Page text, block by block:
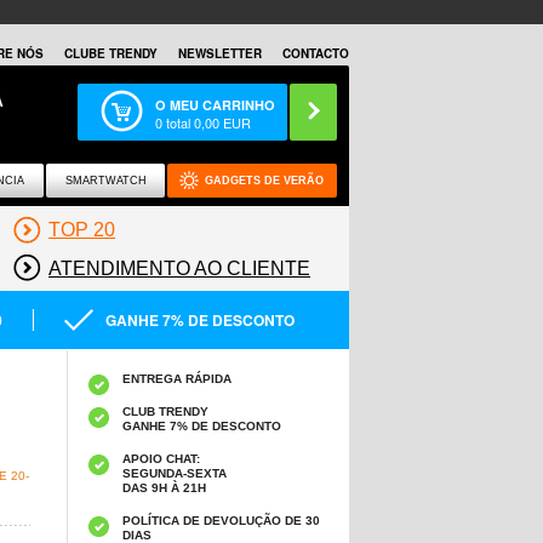
NÓS CLUBE TRENDY NEWSLETTER CONTACTO
O MEU CARRINHO
0total0,00 EUR
SMARTWATCH GADGETS DE VERÃO
TOP 20
ATENDIMENTO AO CLIENTE
GANHE 7% DE DESCONTO
20-
ENTREGA RÁPIDA
CLUB TRENDY
GANHE 7% DE DESCONTO
APOIO CHAT:
SEGUNDA-SEXTA
DAS 9H À 21H
POLÍTICA DE DEVOLUÇÃO DE 30
DIAS